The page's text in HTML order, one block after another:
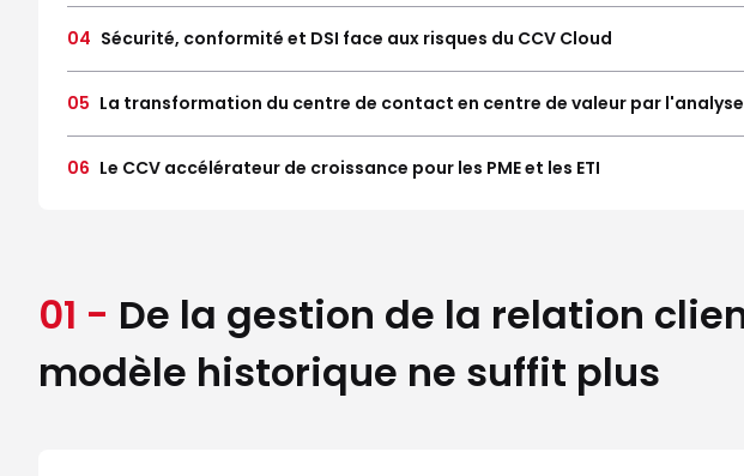
04 Sécurité, conformité et DSI face aux risques du CCV Cloud
05 La transformation du centre de contact en centre de valeur par
06 Le CCV accélérateur de croissance pour les PME et les ETI
01 - De la gestion de la relation
modèle historique ne suffit plus